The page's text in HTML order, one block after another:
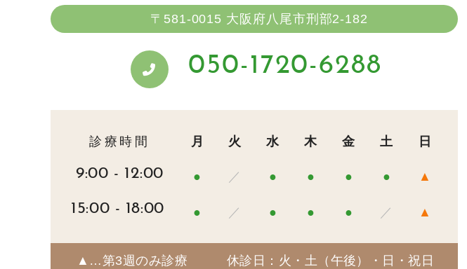
〒581-0015 大阪府八尾市刑部2-182
050-1720-6288
診療時間 月 火 水 木 金 土 日
9:00 - 12:00 ● ／ ● ● ● ● ▲
15:00 - 18:00 ● ／ ● ● ● ／ ▲
▲…第3週のみ診療 休診日：火・土（午後）・日・祝日